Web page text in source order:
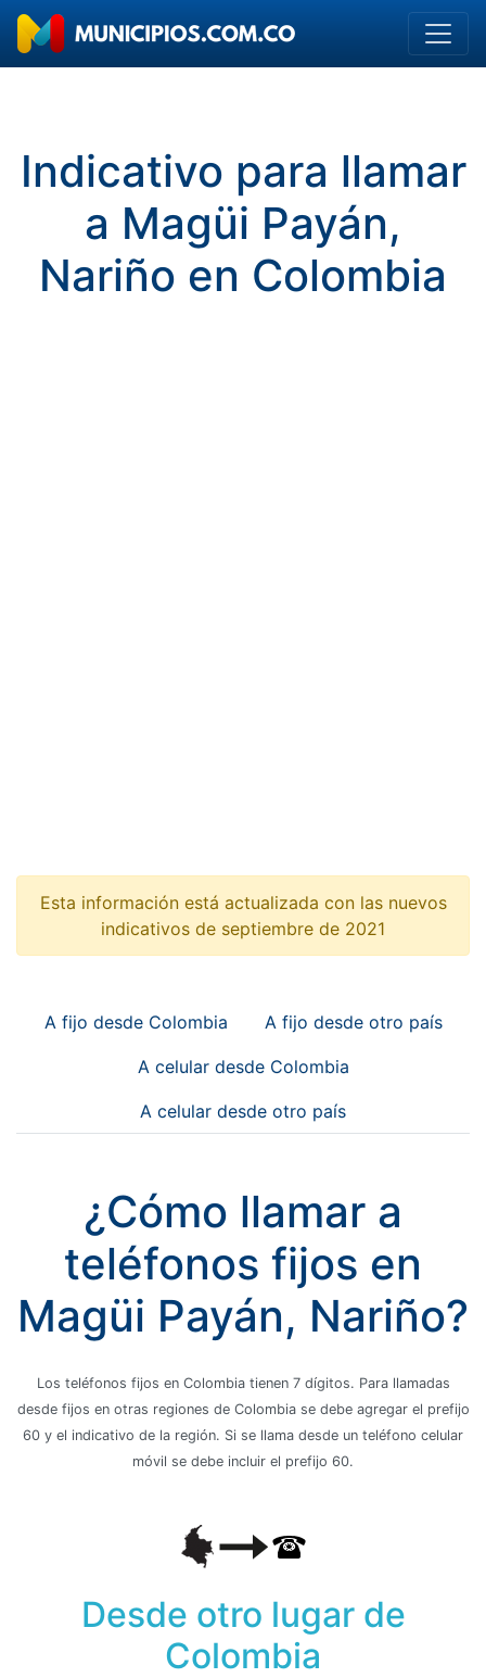
Indicativo para llamar
a Magüi Payán,
Nariño en Colombia
Esta información está actualizada con las nuevos
indicativos de septiembre de 2021
A fijo desde Colombia A fijo desde otro país
A celular desde Colombia
A celular desde otro país
¿Cómo llamar a
teléfonos fijos en
Magüi Payán, Nariño?
Los teléfonos fijos en Colombia tienen 7 dígitos. Para llamadas
desde fijos en otras regiones de Colombia se debe agregar el prefijo
60 y el indicativo de la región. Si se llama desde un teléfono celular
móvil se debe incluir el prefijo 60.
Desde otro lugar de
Colombia